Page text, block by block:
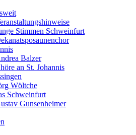
Stimmen Schweinfurt
Balzer
an St. Johannis
Wöltche
Schweinfurt
Gunsenheimer